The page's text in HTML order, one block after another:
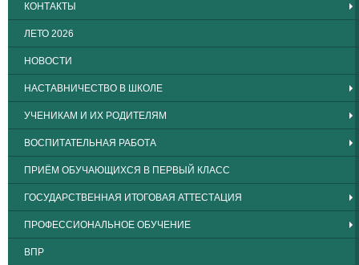
КОНТАКТЫ
ЛЕТО 2026
НОВОСТИ
НАСТАВНИЧЕСТВО В ШКОЛЕ
УЧЕНИКАМ И ИХ РОДИТЕЛЯМ
ВОСПИТАТЕЛЬНАЯ РАБОТА
ПРИЁМ ОБУЧАЮЩИХСЯ В ПЕРВЫЙ КЛАСС
ГОСУДАРСТВЕННАЯ ИТОГОВАЯ АТТЕСТАЦИЯ
ПРОФЕССИОНАЛЬНОЕ ОБУЧЕНИЕ
ВПР